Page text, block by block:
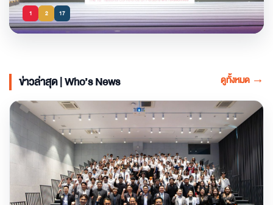
1 2 17
ข่าวล่าสุด | Who’s News ดูทั้งหมด →